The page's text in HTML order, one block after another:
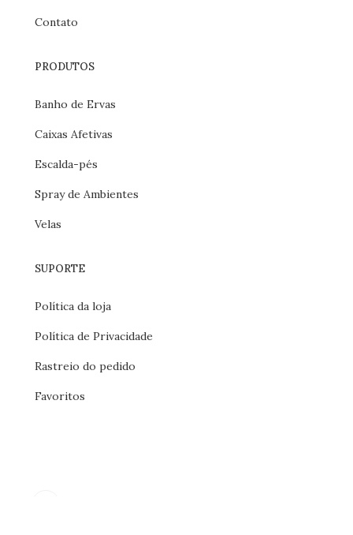
Contato
PRODUTOS
Banho de Ervas
Caixas Afetivas
Escalda-pés
Spray de Ambientes
Velas
SUPORTE
Política da loja
Política de Privacidade
Rastreio do pedido
Favoritos